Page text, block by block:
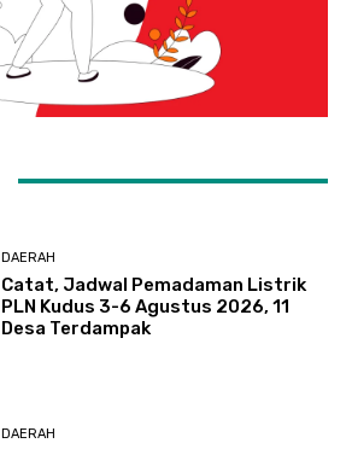
DAERAH
Catat, Jadwal Pemadaman Listrik
PLN Kudus 3-6 Agustus 2026, 11
Desa Terdampak
DAERAH